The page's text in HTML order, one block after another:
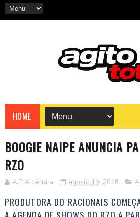
HOME
BOOGIE NAIPE ANUNCIA
RZO
A.P. Alcântara agosto 19, 2016
PRODUTORA DO RACIONAIS